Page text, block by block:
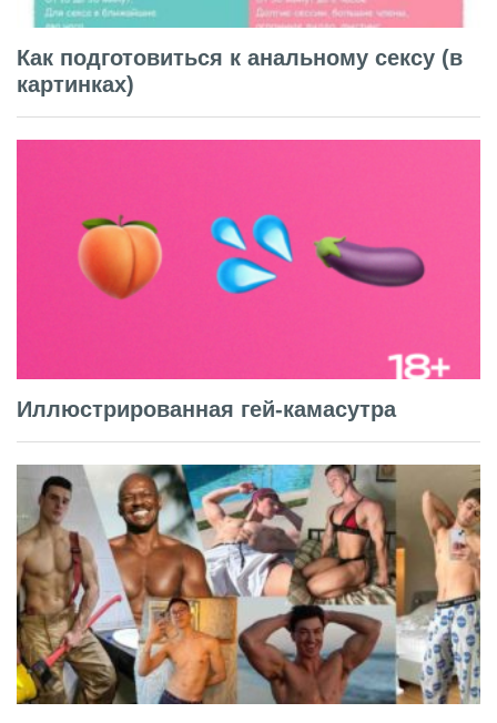
Как подготовиться к анальному сексу (в
картинках)
Иллюстрированная гей-камасутра